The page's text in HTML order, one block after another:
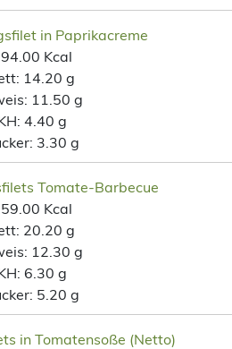
in Paprikacreme
Kcal
14.20 g
11.50 g
4.40 g
3.30 g
Tomate-Barbecue
Kcal
20.20 g
12.30 g
6.30 g
5.20 g
in Tomatensoße (Netto)